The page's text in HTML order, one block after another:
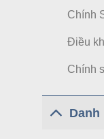
Chính
Điều
Chính
Danh